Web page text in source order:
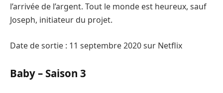
l’arrivée de l’argent. Tout le monde est heureux, sauf
Joseph, initiateur du projet.
Date de sortie : 11 septembre 2020 sur Netflix
Baby – Saison 3